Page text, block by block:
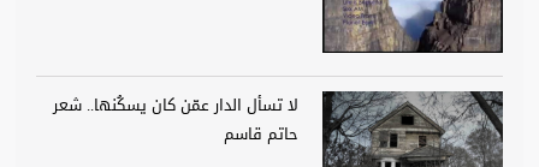
لا تسأل الدار عمّن كان يسكُنها.. شعر
حاتم قاسم